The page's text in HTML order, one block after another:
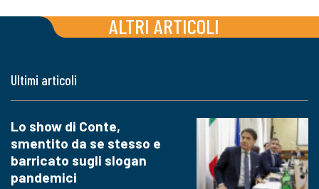
ALTRI ARTICOLI
Ultimi articoli
Lo show di Conte,
smentito da se stesso e
barricato sugli slogan
pandemici